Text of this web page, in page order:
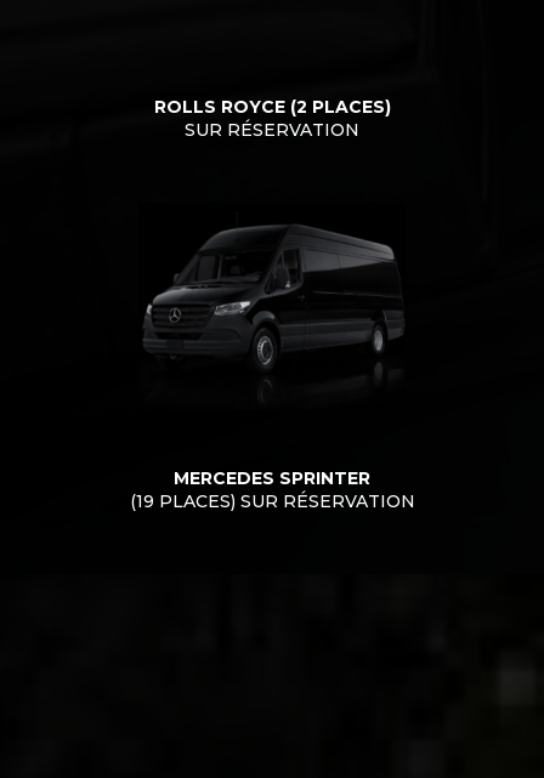
ROLLS ROYCE (2 PLACES)
SUR RÉSERVATION
MERCEDES SPRINTER
(19 PLACES) SUR RÉSERVATION